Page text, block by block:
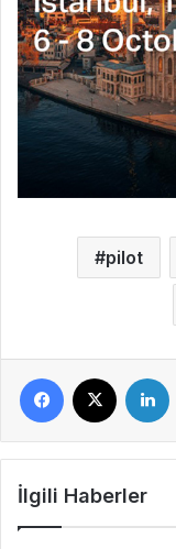
pilot
Facebook
İlgili Haberler